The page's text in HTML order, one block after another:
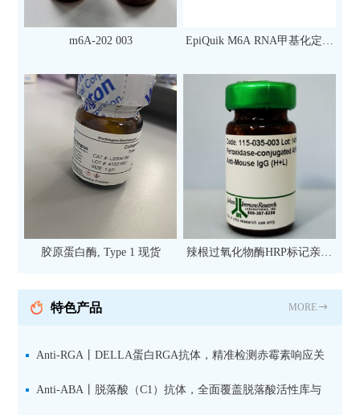
m6A-202 003
EpiQuik M6A RNA甲基化定量
次）
胶原蛋白酶, Type 1 现货
辣根过氧化物酶HRP标记亲和
抗 现货
特色产品 MORE
Anti-RGA丨DELLA蛋白RGA抗体，精准检测赤霉素响应关
键抑制因子
Anti-ABA丨脱落酸（C1）抗体，全面覆盖脱落酸活性库与